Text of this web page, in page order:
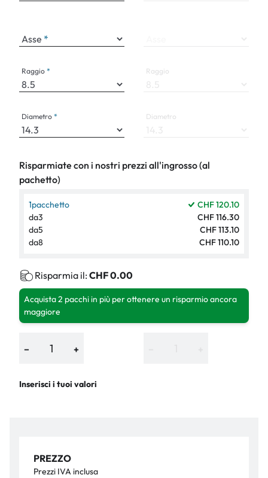
Asse
Raggio
Diametro
Raggio
Diametro
Risparmiate con i nostri prezzi all'ingrosso (al
pachetto)
1pacchetto
CHF 120.10
da3
CHF 116.30
da5
CHF 113.10
da8 CHF 110.10
Risparmia il: CHF 0.00
Acquista 2 pacchi in più per ottenere un risparmio ancora
maggiore
− +
Inserisci i tuoi valori
PREZZO
Prezzi IVA inclusa